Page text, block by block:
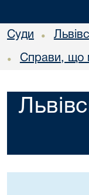
Суди •
• Справи, що